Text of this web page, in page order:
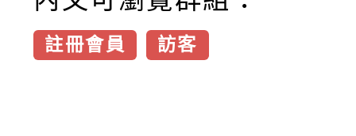
註冊會員 訪客